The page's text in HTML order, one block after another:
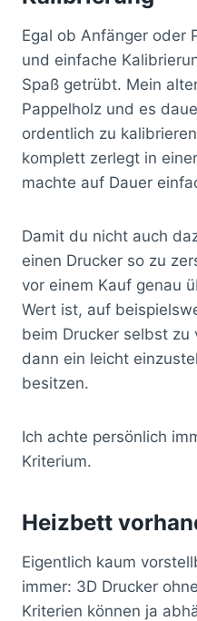
Egal ob Anfänger oder
und einfache
Spaß getrübt. Mein
Pappelholz und es
ordentlich zu
komplett zerlegt in
machte auf Dauer
Damit du nicht auch
einen Drucker so zu
vor einem Kauf genau
Wert ist, auf
beim Drucker selbst
dann ein leicht
besitzen.
Ich achte persönlich
Kriterium.
Heizbett
Eigentlich kaum
immer: 3D Drucker
Kriterien können ja